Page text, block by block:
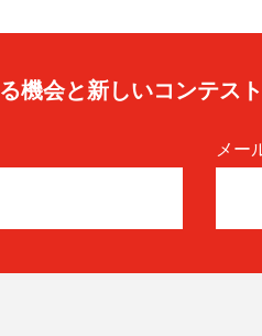
機会と新しいコンテス
メー